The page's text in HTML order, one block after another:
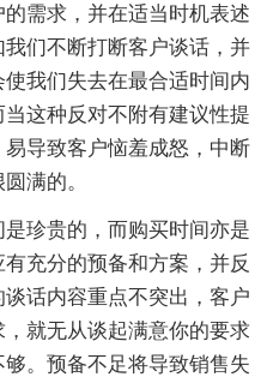
需求，并在适当时机表述
们不断打断客户谈话，并
我们失去在最合适时间内
这种反对不附有建议性提
导致客户恼羞成怒，中断
满的。
珍贵的，而购买时间亦是
充分的预备和方案，并反
话内容重点不突出，客户
就无从谈起满意你的要求
。预备不足将导致销售失